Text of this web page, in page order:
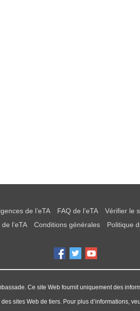
de l’eTA FAQ de l’eTA Vérifier le
l’eTA
Conditions générales Politique
Ce site Web fournit uniquement des
sites Web de tiers. Pour plus d’informations,